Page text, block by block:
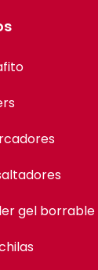
gel borrable